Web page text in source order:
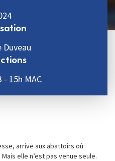
Duveau
- 15h MAC
arrive aux abattoirs où
elle n’est pas venue seule.